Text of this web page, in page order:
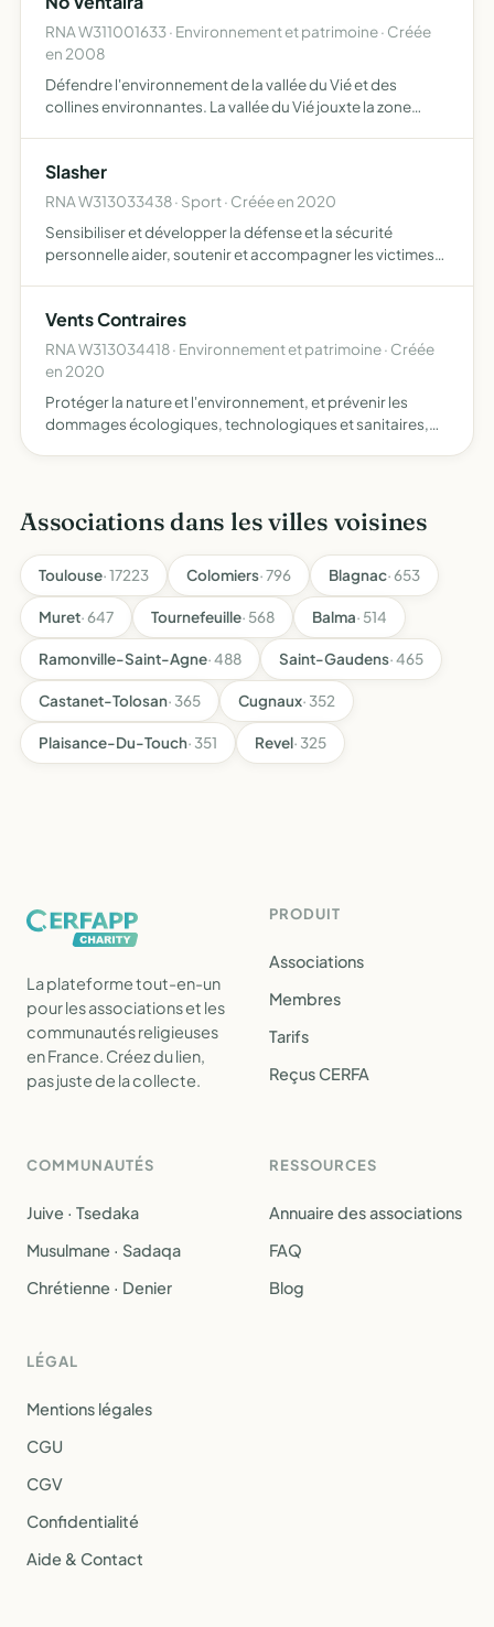
RNA W311001633 · Environnement et patrimoine · Créée
en 2008
Défendre l'environnement de la vallée du Vié et des
collines environnantes. La vallée du Vié jouxte la zone
de…
Slasher
RNA W313033438 · Sport · Créée en 2020
Sensibiliser et développer la défense et la sécurité
personnelle aider, soutenir et accompagner les victimes
d'accéder…
Vents Contraires
RNA W313034418 · Environnement et patrimoine · Créée
en 2020
Protéger la nature et l'environnement, et prévenir les
dommages écologiques, technologiques et sanitaires,
Associations dans les villes voisines
Toulouse· 17223 Colomiers· 796 Blagnac· 653
Muret· 647 Tournefeuille· 568 Balma· 514
Ramonville-Saint-Agne· 488 Saint-Gaudens· 465
Castanet-Tolosan· 365 Cugnaux· 352
Plaisance-Du-Touch· 351 Revel· 325
La plateforme tout-en-un
pour les associations et les
communautés religieuses
en France. Créez du lien,
pas juste de la collecte.
PRODUIT
Associations
Membres
Tarifs
Reçus CERFA
COMMUNAUTÉS
Juive · Tsedaka
Musulmane · Sadaqa
Chrétienne · Denier
RESSOURCES
Annuaire des associations
FAQ
Blog
LÉGAL
Mentions légales
CGU
CGV
Confidentialité
Aide & Contact